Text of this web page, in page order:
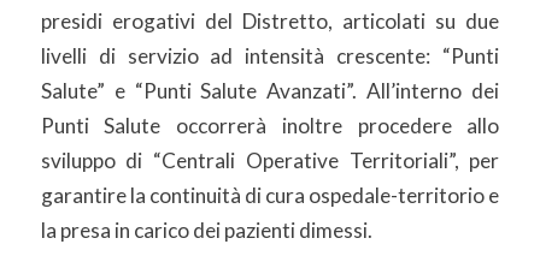
presidi erogativi del Distretto, articolati su due
livelli di servizio ad intensità crescente: “Punti
Salute” e “Punti Salute Avanzati”. All’interno dei
Punti Salute occorrerà inoltre procedere allo
sviluppo di “Centrali Operative Territoriali”, per
garantire la continuità di cura ospedale-territorio e
la presa in carico dei pazienti dimessi.